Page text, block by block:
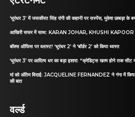
‘धुरंधर 3’ में जसकीरत सिंह रांगी की कहानी पर सस्पेंस, मुकेश छाबड़ा के
आखिरी सफर में साथ: KARAN JOHAR, KHUSHI KAPOOR
बॉक्स ऑफिस पर ब्लास्ट! ‘धुरंधर 2’ ने ‘बॉर्डर 2’ को किया ध्वस्त
‘धुरंधर 3’ पर आदित्य धर का बड़ा इशारा: “क्रेडिट्स खत्म होने तक सीट
मां को अंतिम विदाई: JACQUELINE FERNANDEZ ने गंगा में
की बात
वर्ल्ड